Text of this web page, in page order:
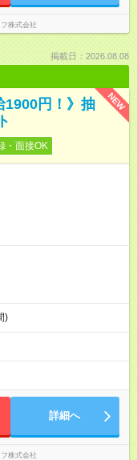
株式会社
掲載日：2026.08.08
NEW
1900円！》抽
・面接OK
)
詳細へ
株式会社